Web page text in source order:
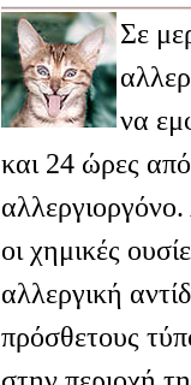
Σε
να
και 24 ώρες
οι χημικές
αλλεργική
πρόσθετους